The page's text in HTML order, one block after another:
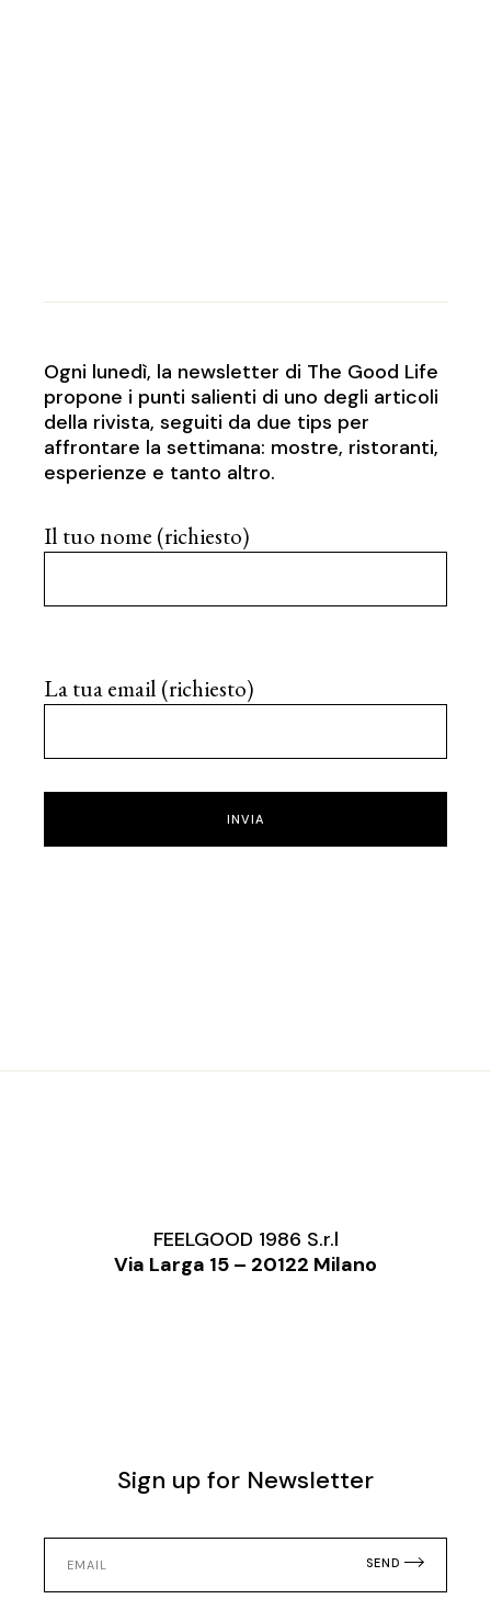
Ogni lunedì, la newsletter di The Good Life
propone i punti salienti di uno degli articoli
della rivista, seguiti da due tips per
affrontare la settimana: mostre, ristoranti,
esperienze e tanto altro.
Il tuo nome (richiesto)
La tua email (richiesto)
INVIA
FEELGOOD 1986 S.r.l
Via Larga 15 – 20122 Milano
Sign up for Newsletter
SEND